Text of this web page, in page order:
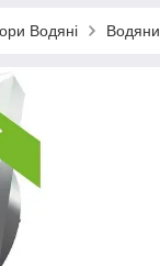
Водяні